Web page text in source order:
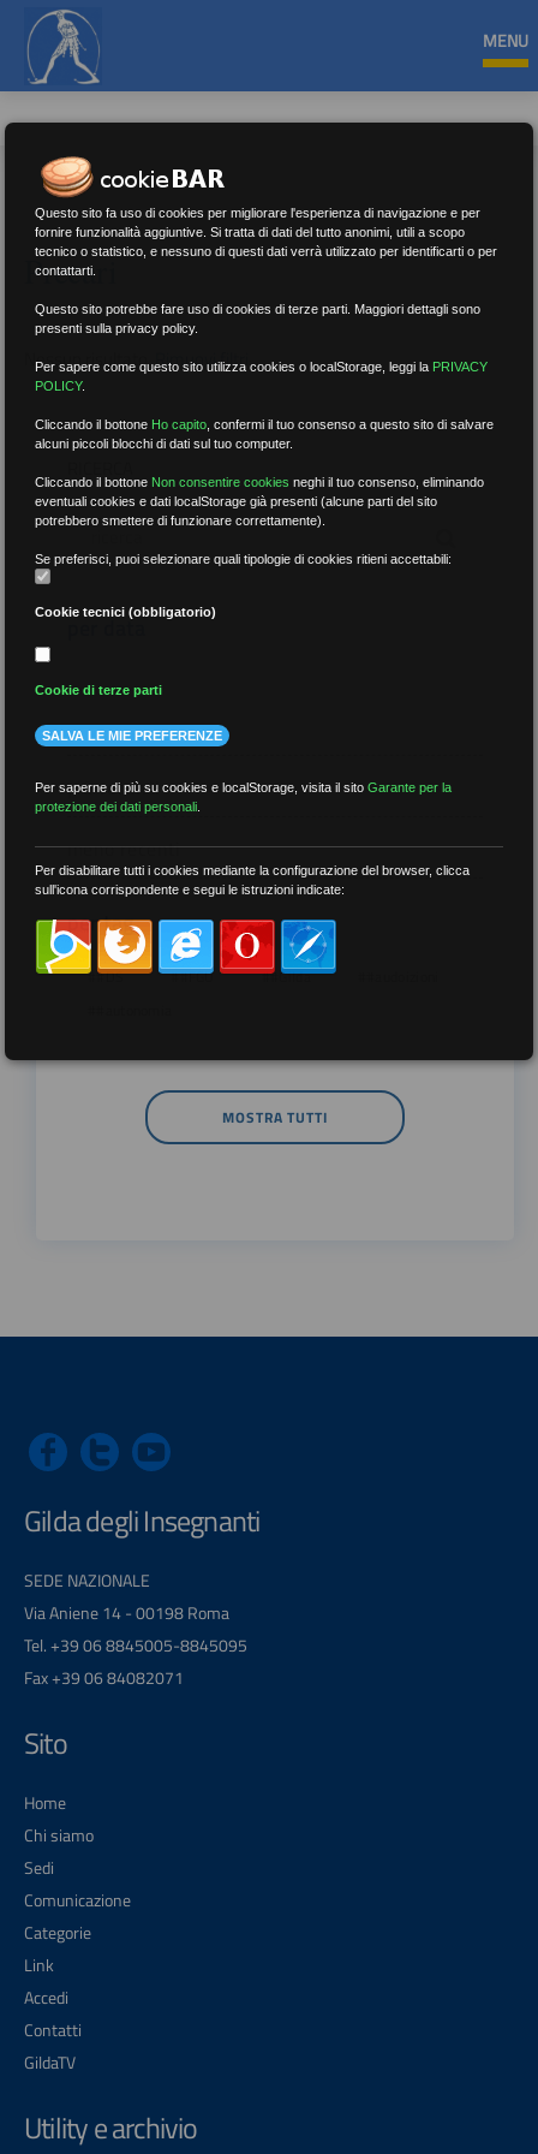
MENU
Precari
Nessun risultato.Rimuovi filtri
per data
più recenti
meno recenti
per tag
##DS ##FGU ##Gilda
MOSTRA TUTTI
Gilda degli Insegnanti
SEDE NAZIONALE
Via Aniene 14 - 00198 Roma
Tel. +39 06 8845005-8845095
Fax +39 06 84082071
Sito
Home
Chi siamo
Sedi
Comunicazione
Categorie
Link
Accedi
Contatti
GildaTV
Utility e archivio
Questo sito fa uso di cookies per migliorare l'esperienza di navigazione e per
fornire funzionalità aggiuntive. Si tratta di dati del tutto anonimi, utili a scopo
tecnico o statistico, e nessuno di questi dati verrà utilizzato per identificarti o per
contattarti.
Questo sito potrebbe fare uso di cookies di terze parti. Maggiori dettagli sono
presenti sulla privacy policy.
Per sapere come questo sito utilizza cookies o localStorage, leggi la PRIVACY
POLICY.
Cliccando il bottone Ho capito ,confermi il tuo consenso a questo sito di salvare
alcuni piccoli blocchi di dati sul tuo computer.
Cliccando il bottone Non consentire cookies neghi il tuo consenso, eliminando
eventuali cookies e dati localStorage già presenti (alcune parti del sito
potrebbero smettere di funzionare correttamente).
Se preferisci, puoi selezionare quali tipologie di cookies ritieni accettabili:
Cookie tecnici (obbligatorio)
Cookie di terze parti
SALVA LE MIE PREFERENZE
Per saperne di più su cookies e localStorage, visita il sitoGarante per la
protezione dei dati personali
Per disabilitare tutti i cookies mediante la configurazione del browser, clicca
sull'icona corrispondente e segui le istruzioni indicate: